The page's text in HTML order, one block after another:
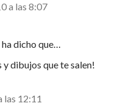
a las 8:07
ha dicho que…
dibujos que te salen!
las 12:11